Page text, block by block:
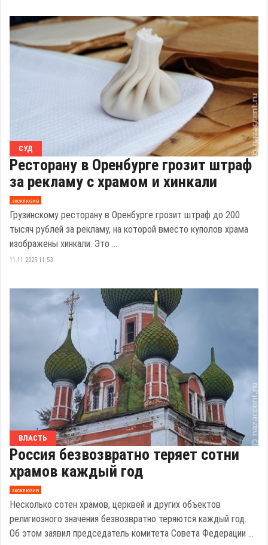
СУД
Ресторану в Оренбурге грозит штраф
за рекламу с храмом и хинкали
эксклюзив
Грузинскому ресторану в Оренбурге грозит штраф до 200
тысяч рублей за рекламу, на которой вместо куполов храма
изображены хинкали. Это ...
11.11.2025 11:53
ВЛАСТЬ
Россия безвозвратно теряет сотни
храмов каждый год
эксклюзив
Несколько сотен храмов, церквей и других объектов
религиозного значения безвозвратно теряются каждый год.
Об этом заявил председатель комитета Совета Федерации ...